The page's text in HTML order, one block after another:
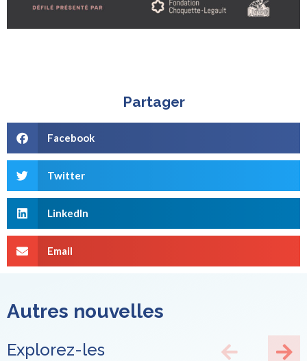
Partager
Facebook
Twitter
LinkedIn
Email
Autres nouvelles
Explorez-les